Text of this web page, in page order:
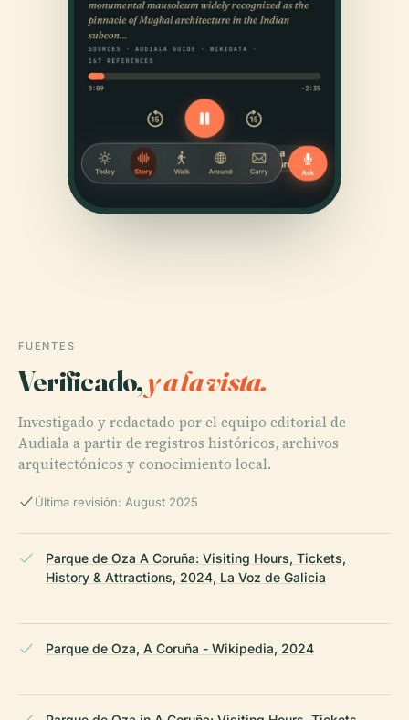
FUENTES
Verificado,y a la vista.
Investigado y redactado por el equipo editorial de
Audiala a partir de registros históricos, archivos
arquitectónicos y conocimiento local.
Última revisión: August 2025
Parque de Oza A Coruña: Visiting Hours, Tickets,
History & Attractions, 2024, La Voz de Galicia
Parque de Oza, A Coruña - Wikipedia, 2024